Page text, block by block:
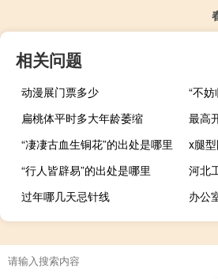
相关问题
动漫展门票多少
“不
扁桃体平时多大年龄萎缩
最高
“凄凄古血生铜花”的出处是哪里
x腿型
“行人皆辟易”的出处是哪里
河北
过年哪几天忌针线
办公